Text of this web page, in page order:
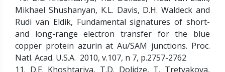
Mikhael Shushanyan, K.L. Davis, D.H. Waldeck and
Rudi van Eldik, Fundamental signatures of short-
and long-range electron transfer for the blue
copper protein azurin at Au/SAM junctions. Proc.
Natl. Acad. U.S.A. 2010, v.107, n 7, p.2757-2762
11. D.E. Khoshtariya, T.D. Dolidze, T. Tretyakova,